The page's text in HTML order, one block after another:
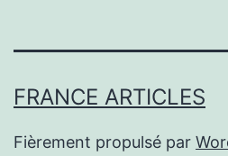
FRANCE ARTICLES
Fièrement propulsé par